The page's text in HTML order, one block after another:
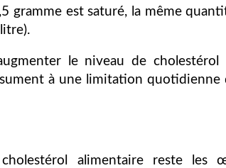
gramme est saturé, la même
le niveau de cholestérol
à une limitation quotidienne
alimentaire reste les